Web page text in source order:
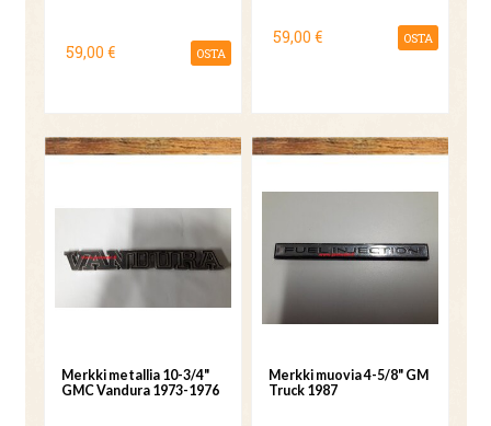
59,00 € OSTA
59,00 € OSTA
Merkki metallia 10-3/4"
GMC Vandura 1973-1976
Merkki muovia 4-5/8" GM
Truck 1987